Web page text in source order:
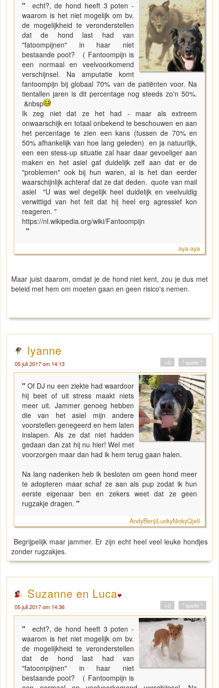
"
echt?, de hond heeft 3 poten -
waarom is het niet mogelijk om bv.
de mogelijkheid te veronderstellen
dat de hond last had van
"fatoompijnen" in haar niet
bestaande poot? ( Fantoompijn is
een normaal en veelvoorkomend
verschijnsel. Na amputatie komt
fantoompijn bij globaal 70% van de patiënten voor. Na
tientallen jaren is dit percentage nog steeds zo'n 50%.
&nbsp
Ik zeg niet dat ze het had - maar als extreem
onwaarschijk en totaal onbekend te beschouwen en aan
het percentage te zien een kans (tussen de 70% en
50% afhankelijk van hoe lang geleden) en ja natuurlijk,
een een stess-up situatie zal haar daar gevoeliger aan
maken en het asiel gaf duidelijk zelf aan dat er de
"problemen" ook bij hun waren, al is het dan eerder
waarschijnlijk achteraf dat ze dat deden. quote van mail
asiel "U was wel degelijk heel duidelijk en veelvuldig
verwittigd van het feit dat hij heel erg agressief kon
reageren. "
https://nl.wikipedia.org/wiki/Fantoompijn
"
aya-aya
Maar juist daarom, omdat je de hond niet kent, zou je dus met
beleid met hem om moeten gaan en geen risico's nemen.
lyanne
05 juli 2017 om 14:13 " quote "
+0
"Of DJ nu een ziekte had waardoor
hij beet of uit stress maakt niets
meer uit. Jammer genoeg hebben
die van het asiel mijn andere
voorstellen genegeerd en hem laten
inslapen. Als ze dat niet hadden
gedaan dan zat hij nu hier! Wel met
voorzorgen maar dan had ik hem terug gaan halen.
Na lang nadenken heb ik besloten om geen hond meer
te adopteren maar schaf ze aan als pup zodat ik hun
eerste eigenaar ben en zekers weet dat ze geen
rugzakje dragen. "
AndyBenjiLuckyNickyQjell
Begrijpelijk maar jammer. Er zijn echt heel veel leuke hondjes
zonder rugzakjes.
Suzanne en Luca
05 juli 2017 om 14:36 " quote "
+0
"
echt?, de hond heeft 3 poten -
waarom is het niet mogelijk om bv.
de mogelijkheid te veronderstellen
dat de hond last had van
"fatoompijnen" in haar niet
bestaande poot? ( Fantoompijn is